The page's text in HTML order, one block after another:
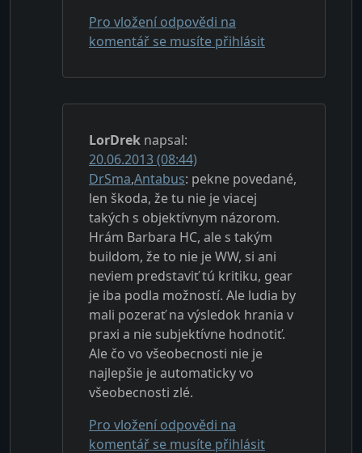
Pro vložení odpovědi na
komentář se musíte přihlásit
LorDrek napsal:
20.06.2013 (08:44)
DrSma,Antabus: pekne povedané,
len škoda, že tu nie je viacej
takých s objektívnym názorom.
Hrám Barbara HC, ale s takým
buildom, že to nie je WW, si ani
neviem predstaviť tú kritiku, gear
je iba podla možností. Ale ludia by
mali pozerať na výsledok hrania v
praxi a nie subjektívne hodnotiť.
Ale čo vo všeobecnosti nie je
najlepšie je automaticky vo
všeobecnosti zlé.
Pro vložení odpovědi na
komentář se musíte přihlásit